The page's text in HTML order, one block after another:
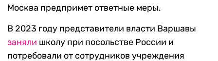
Москва предпримет ответные меры.
В 2023 году представители власти Варшавы
заняли школу при посольстве России и
потребовали от сотрудников учреждения